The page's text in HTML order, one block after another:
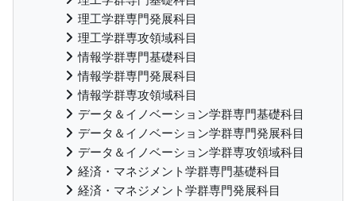
理工学群専門発展科目
理工学群専攻領域科目
情報学群専門基礎科目
情報学群専門発展科目
情報学群専攻領域科目
データ＆イノベーション学群専門基礎科目
データ＆イノベーション学群専門発展科目
データ＆イノベーション学群専攻領域科目
経済・マネジメント学群専門基礎科目
経済・マネジメント学群専門発展科目